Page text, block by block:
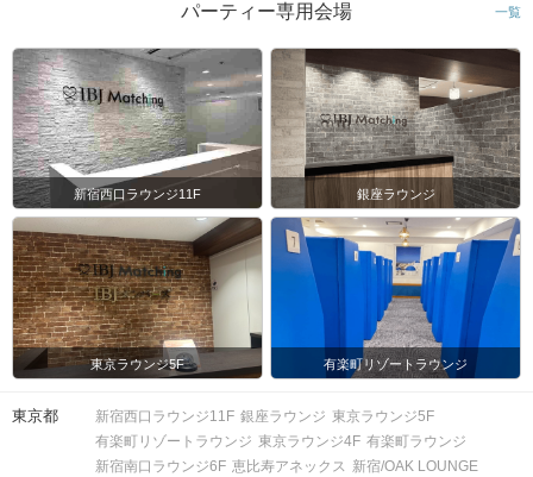
パーティー専用会場 一覧
新宿西口ラウンジ11F 銀座ラウンジ
東京ラウンジ5F 有楽町リゾートラウンジ
東京都 新宿西口ラウンジ11F 銀座ラウンジ 東京ラウンジ5F
有楽町リゾートラウンジ 東京ラウンジ4F 有楽町ラウンジ
新宿南口ラウンジ6F 恵比寿アネックス 新宿/OAK LOUNGE